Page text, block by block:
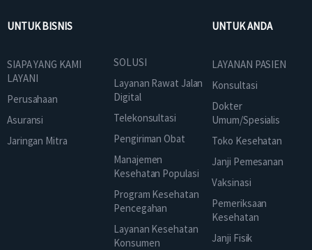
UNTUK BISNIS
SIAPA YANG KAMI
LAYANI
Perusahaan
Asuransi
Jaringan Mitra
SOLUSI
Layanan Rawat Jalan
Digital
Telekonsultasi
Pengiriman Obat
Manajemen
Kesehatan Populasi
Program Kesehatan
Pencegahan
Layanan Kesehatan
Konsumen
UNTUK ANDA
LAYANAN PASIEN
Konsultasi
Dokter
Umum/Spesialis
Toko Kesehatan
Janji Pemesanan
Vaksinasi
Pemeriksaan
Kesehatan
Janji Fisik